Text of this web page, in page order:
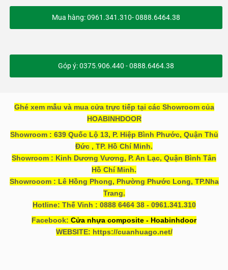
Mua hàng: 0961.341.310- 0888.6464.38
Góp ý: 0375.906.440 - 0888.6464.38
Ghé xem mẫu và mua cửa trực tiếp tại các Showroom của
HOABINHDOOR
Showroom : 639 Quốc Lộ 13, P. Hiệp Bình Phước, Quận Thủ
Đức , TP. Hồ Chí Minh.
Showroom : Kinh Dương Vương, P. An Lạc, Quận Bình Tân
Hồ Chí Minh.
Showrooom : Lê Hồng Phong, Phường Phước Long, TP.Nha
Trang.
Hotline: Thế Vinh : 0888 6464 38 - 0961.341.310
Facebook: Cửa nhựa composite - Hoabinhdoor
WEBSITE: https://cuanhuago.net/